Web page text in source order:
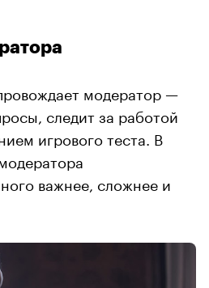
модератор —
следит за работой
игрового теста. В
важнее, сложнее и